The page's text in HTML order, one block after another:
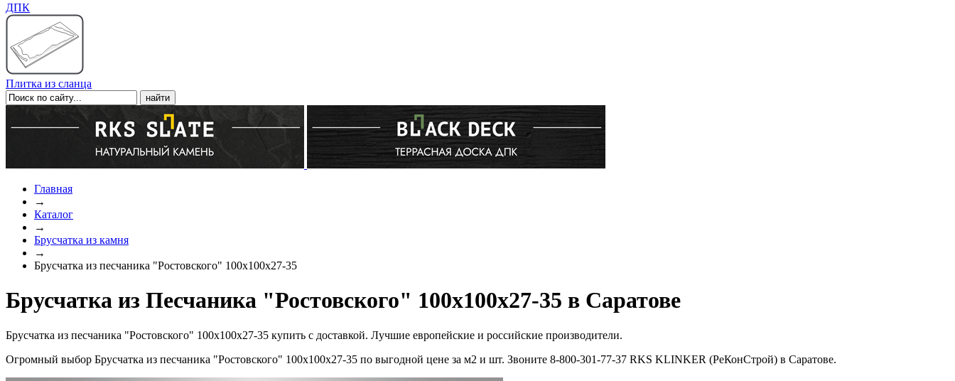
ДПК
Плитка из сланца
Главная
→
Каталог
→
Брусчатка из камня
→
Брусчатка из песчаника "Ростовского" 100х100х27-35
Брусчатка из Песчаника "Ростовского" 100х100х27-35 в Саратове
Брусчатка из песчаника "Ростовского" 100х100х27-35 купить с доставкой. Лучшие европейские и российские производители.
Огромный выбор Брусчатка из песчаника "Ростовского" 100х100х27-35 по выгодной цене за м2 и шт. Звоните 8-800-301-77-37 RKS KLINKER (РеКонСтрой) в Саратове.